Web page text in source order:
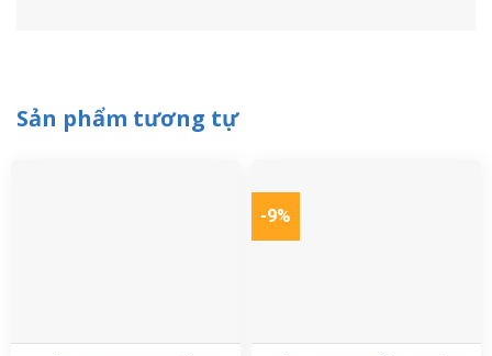
Sản phẩm tương tự
-9%